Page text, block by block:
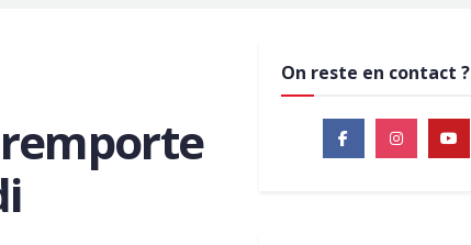
remporte
On reste en contact ?